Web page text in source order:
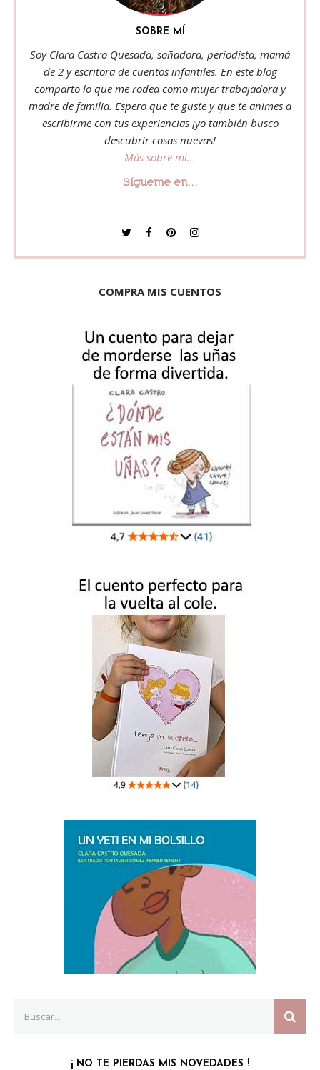
SOBRE MÍ
Soy Clara Castro Quesada, soñadora, periodista, mamá
de 2 y escritora de cuentos infantiles. En este blog
comparto lo que me rodea como mujer trabajadora y
madre de familia. Espero que te guste y que te animes a
escribirme con tus experiencias ¡yo también busco
descubrir cosas nuevas!
Más sobre mí...
Sígueme en...
COMPRA MIS CUENTOS
for:
¡ NO TE PIERDAS MIS NOVEDADES !